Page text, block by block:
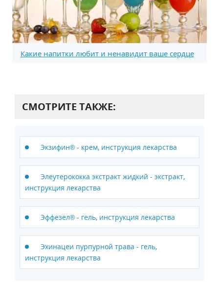
Какие напитки любит и ненавидит ваше сердце
СМОТРИТЕ ТАКЖЕ:
Экзифин® - крем, инструкция лекарства
Элеутерококка экстракт жидкий - экстракт,
инструкция лекарства
Эффезел® - гель, инструкция лекарства
Эхинацеи пурпурной трава - гель,
инструкция лекарства